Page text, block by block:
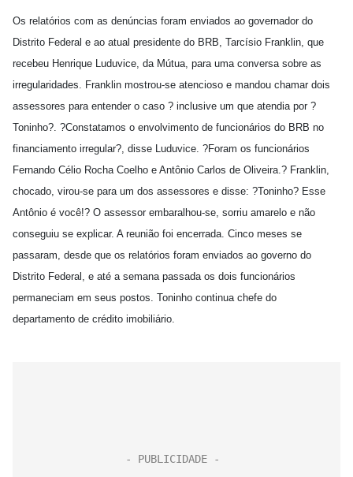
Os relatórios com as denúncias foram enviados ao governador do
Distrito Federal e ao atual presidente do BRB, Tarcísio Franklin, que
recebeu Henrique Luduvice, da Mútua, para uma conversa sobre as
irregularidades. Franklin mostrou-se atencioso e mandou chamar dois
assessores para entender o caso ? inclusive um que atendia por ?
Toninho?. ?Constatamos o envolvimento de funcionários do BRB no
financiamento irregular?, disse Luduvice. ?Foram os funcionários
Fernando Célio Rocha Coelho e Antônio Carlos de Oliveira.? Franklin,
chocado, virou-se para um dos assessores e disse: ?Toninho? Esse
Antônio é você!? O assessor embaralhou-se, sorriu amarelo e não
conseguiu se explicar. A reunião foi encerrada. Cinco meses se
passaram, desde que os relatórios foram enviados ao governo do
Distrito Federal, e até a semana passada os dois funcionários
permaneciam em seus postos. Toninho continua chefe do
departamento de crédito imobiliário.